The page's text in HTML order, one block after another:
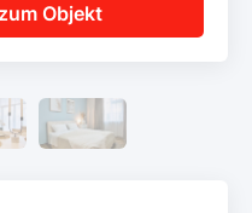
Objekt